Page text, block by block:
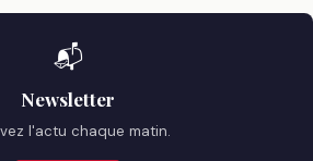
📬
Newsletter
l'actu chaque matin.